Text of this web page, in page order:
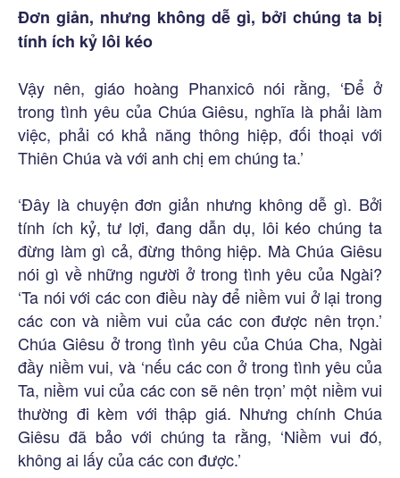
Đơn giản, nhưng không dễ gì, bởi chúng ta bị
tính ích kỷ lôi kéo
Vậy nên, giáo hoàng Phanxicô nói rằng, ‘Để ở
trong tình yêu của Chúa Giêsu, nghĩa là phải làm
việc, phải có khả năng thông hiệp, đối thoại với
Thiên Chúa và với anh chị em chúng ta.’
‘Đây là chuyện đơn giản nhưng không dễ gì. Bởi
tính ích kỷ, tư lợi, đang dẫn dụ, lôi kéo chúng ta
đừng làm gì cả, đừng thông hiệp. Mà Chúa Giêsu
nói gì về những người ở trong tình yêu của Ngài?
‘Ta nói với các con điều này để niềm vui ở lại trong
các con và niềm vui của các con được nên trọn.’
Chúa Giêsu ở trong tình yêu của Chúa Cha, Ngài
đầy niềm vui, và ‘nếu các con ở trong tình yêu của
Ta, niềm vui của các con sẽ nên trọn’ một niềm vui
thường đi kèm với thập giá. Nhưng chính Chúa
Giêsu đã bảo với chúng ta rằng, ‘Niềm vui đó,
không ai lấy của các con được.’